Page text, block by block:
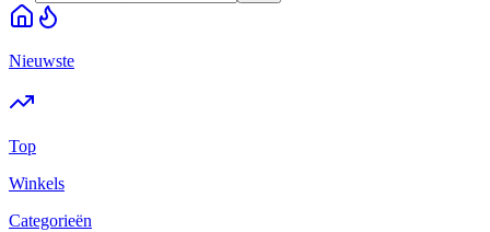
Nieuwste
Top
Winkels
Categorieën